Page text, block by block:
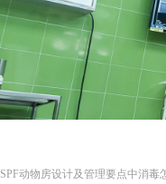
SPF动物房设计及管理要点中消